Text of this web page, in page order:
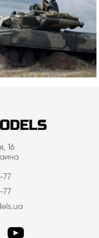
16
77
77